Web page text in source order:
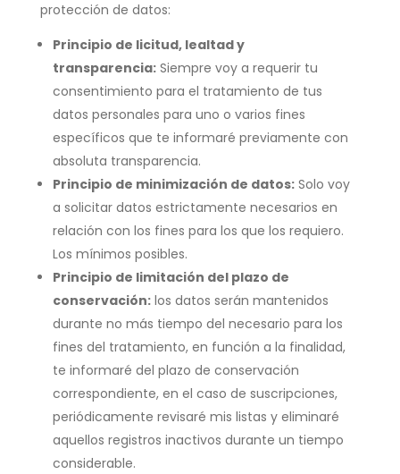
protección de datos:
Principio de licitud, lealtad y
transparencia:Siempre voy a requerir tu
consentimiento para el tratamiento de tus
datos personales para uno o varios fines
específicos que te informaré previamente con
absoluta transparencia.
Principio de minimización de datos:Solo voy
a solicitar datos estrictamente necesarios en
relación con los fines para los que los requiero.
Los mínimos posibles.
Principio de limitación del plazo de
conservación:los datos serán mantenidos
durante no más tiempo del necesario para los
fines del tratamiento, en función a la finalidad,
te informaré del plazo de conservación
correspondiente, en el caso de suscripciones,
periódicamente revisaré mis listas y eliminaré
aquellos registros inactivos durante un tiempo
considerable.